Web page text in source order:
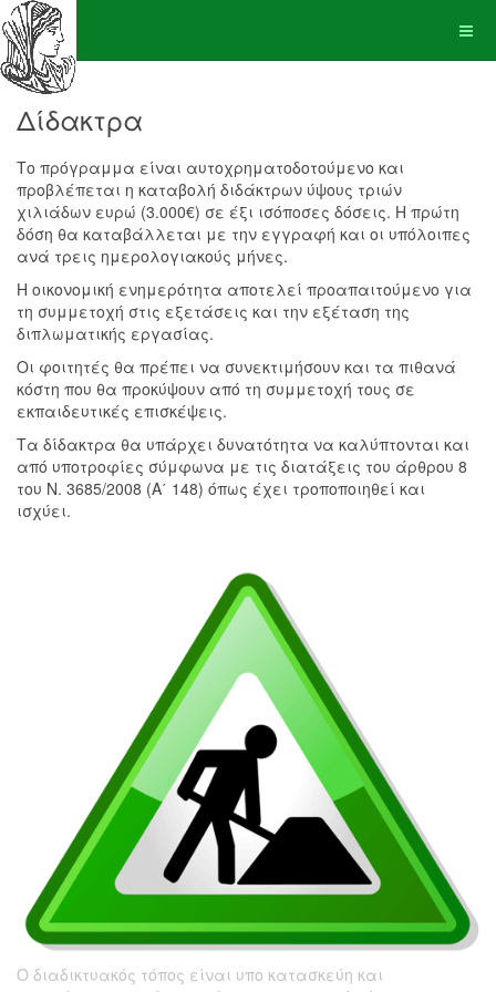
Δίδακτρα
Το πρόγραμμα είναι αυτοχρηματοδοτούμενο και
προβλέπεται η καταβολή διδάκτρων ύψους τριών
χιλιάδων ευρώ (3.000€) σε έξι ισόποσες δόσεις. Η πρώτη
δόση θα καταβάλλεται με την εγγραφή και οι υπόλοιπες
ανά τρεις ημερολογιακούς μήνες.
Η οικονομική ενημερότητα αποτελεί προαπαιτούμενο για
τη συμμετοχή στις εξετάσεις και την εξέταση της
διπλωματικής εργασίας.
Οι φοιτητές θα πρέπει να συνεκτιμήσουν και τα πιθανά
κόστη που θα προκύψουν από τη συμμετοχή τους σε
εκπαιδευτικές επισκέψεις.
Τα δίδακτρα θα υπάρχει δυνατότητα να καλύπτονται και
από υποτροφίες σύμφωνα με τις διατάξεις του άρθρου 8
του Ν. 3685/2008 (Α΄ 148) όπως έχει τροποποιηθεί και
ισχύει.
Ο διαδικτυακός τόπος είναι υπο κατασκεύη και